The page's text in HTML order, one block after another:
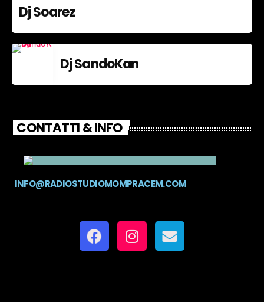
Dj Soarez
Dj SandoKan
CONTATTI & INFO
INFO@RADIOSTUDIOMOMPRACEM.COM